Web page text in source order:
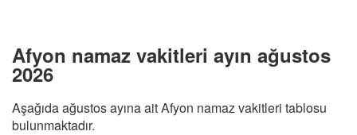
Afyon namaz vakitleri ayın ağustos
2026
Aşağıda ağustos ayına ait Afyon namaz vakitleri tablosu
bulunmaktadır.